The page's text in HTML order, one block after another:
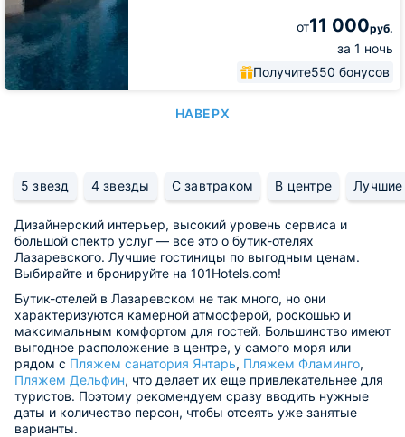
от11 000руб.
за 1 ночь
Получите550 бонусов
НАВЕРХ
5 звезд 4 звезды С завтраком В центре Лучшие
Дизайнерский интерьер, высокий уровень сервиса и
большой спектр услуг — все это о бутик-отелях
Лазаревского. Лучшие гостиницы по выгодным ценам.
Выбирайте и бронируйте на 101Hotels.com!
Бутик-отелей в Лазаревском не так много, но они
характеризуются камерной атмосферой, роскошью и
максимальным комфортом для гостей. Большинство имеют
выгодное расположение в центре, у самого моря или
рядом с Пляжем санатория Янтарь, Пляжем Фламинго,
Пляжем Дельфин, что делает их еще привлекательнее для
туристов. Поэтому рекомендуем сразу вводить нужные
даты и количество персон, чтобы отсеять уже занятые
варианты.